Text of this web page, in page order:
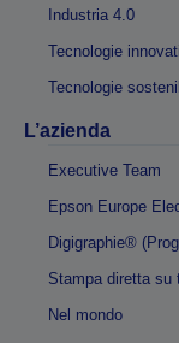
Industria 4.0
Tecnologie
Tecnologie
L’azienda
Executive Team
Epson Europe
Digigraphie®
Stampa diretta su
Nel mondo